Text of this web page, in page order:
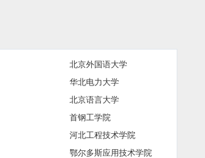
北京外国语大学
华北电力大学
北京语言大学
首钢工学院
河北工程技术学院
鄂尔多斯应用技术学院